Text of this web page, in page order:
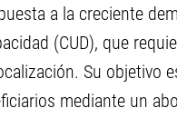
a la creciente
(CUD), que
Su objetivo
mediante un